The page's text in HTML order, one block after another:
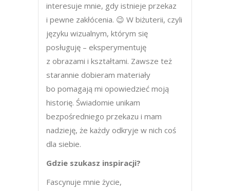
interesuje mnie, gdy istnieje przekaz
i pewne zakłócenia. 😉 W biżuterii, czyli
języku wizualnym, którym się
posługuję – eksperymentuję
z obrazami i kształtami. Zawsze też
starannie dobieram materiały
bo pomagają mi opowiedzieć moją
historię. Świadomie unikam
bezpośredniego przekazu i mam
nadzieję, że każdy odkryje w nich coś
dla siebie.
Gdzie szukasz inspiracji?
Fascynuje mnie życie,